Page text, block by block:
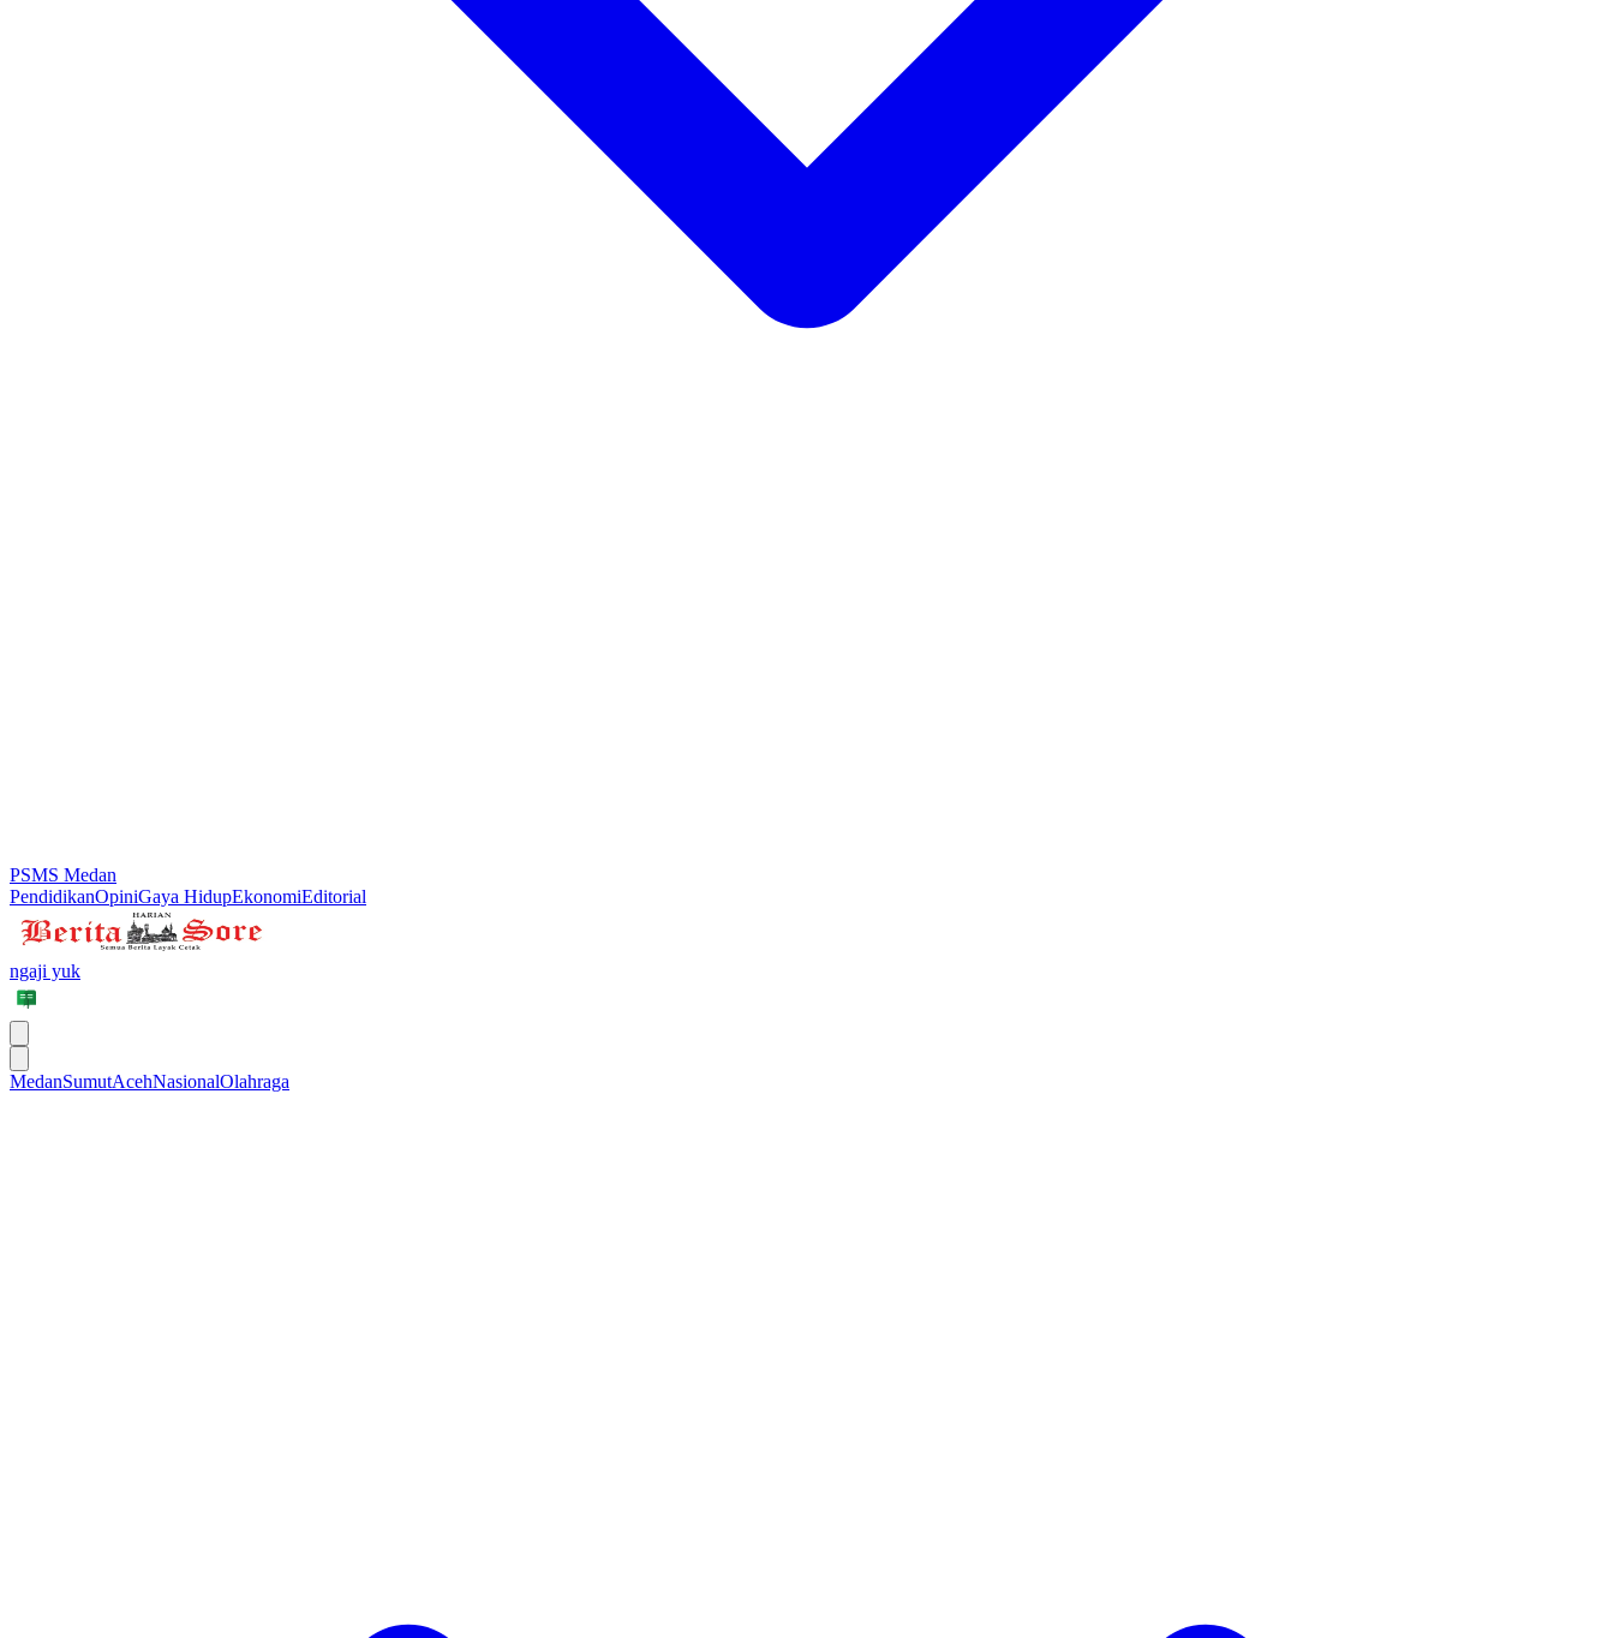
PSMS Medan
PendidikanOpiniGaya HidupEkonomiEditorial
ngaji yuk
MedanSumutAcehNasionalOlahraga